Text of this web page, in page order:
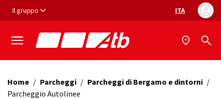
Vai ai contenuti
Vai al footer
Il gruppo Selezione
ITA
Home / Parcheggi / Parcheggi di Bergamo e dintorni /
Parcheggio Autolinee